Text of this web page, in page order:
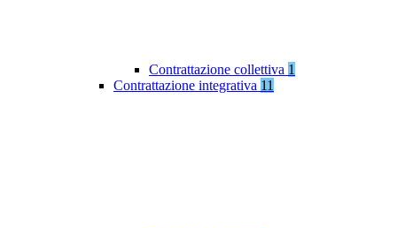
Contrattazione collettiva 1
Contrattazione integrativa 11